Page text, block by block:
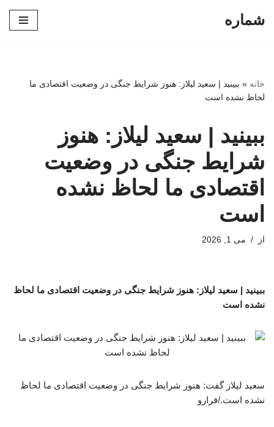
شماره
خانه » ببینید | سعید لیلاز: هنوز شرایط جنگی در وضعیت اقتصادی ما
لحاظ نشده است
ببینید | سعید لیلاز: هنوز
شرایط جنگی در وضعیت
اقتصادی ما لحاظ نشده
است
از می 1, 2026
ببینید | سعید لیلاز: هنوز شرایط جنگی در وضعیت اقتصادی ما لحاظ
نشده است
سعید لیلاز گفت: هنوز شرایط جنگی در وضعیت اقتصادی ما لحاظ
نشده است./فرارو